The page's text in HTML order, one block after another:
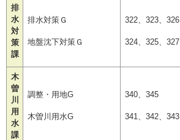
排
水
対
策
課
排水対策Ｇ
地盤沈下対策Ｇ
322、323、326
324、325、327
木
曽
川
用
水
課
調整・用地G
木曽川用水G
340、345
341、342、343